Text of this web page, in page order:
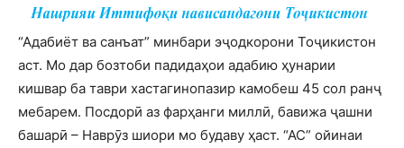
“Адабиёт ва санъат” минбари эҷодкорони Тоҷикистон
аст. Мо дар бозтоби падидаҳои адабию ҳунарии
кишвар ба таври хастагинопазир камобеш 45 сол ранҷ
мебарем. Посдорӣ аз фарҳанги миллӣ, бавижа ҷашни
башарӣ – Наврӯз шиори мо будаву ҳаст. “АС” ойинаи